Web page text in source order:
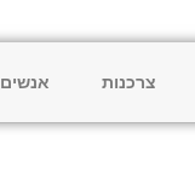
צרכנות אנשים